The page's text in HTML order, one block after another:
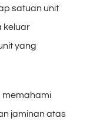
satuan unit
keluar
yang
memahami
jaminan atas